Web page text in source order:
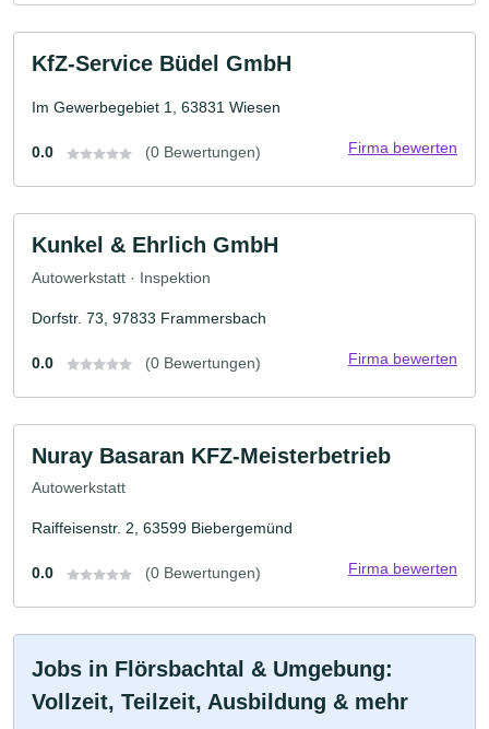
KfZ-Service Büdel GmbH
Im Gewerbegebiet 1, 63831 Wiesen
0.0 (0 Bewertungen) Firma bewerten
Kunkel & Ehrlich GmbH
Autowerkstatt · Inspektion
Dorfstr. 73, 97833 Frammersbach
0.0 (0 Bewertungen) Firma bewerten
Nuray Basaran KFZ-Meisterbetrieb
Autowerkstatt
Raiffeisenstr. 2, 63599 Biebergemünd
0.0 (0 Bewertungen) Firma bewerten
Jobs in Flörsbachtal & Umgebung:
Vollzeit, Teilzeit, Ausbildung & mehr